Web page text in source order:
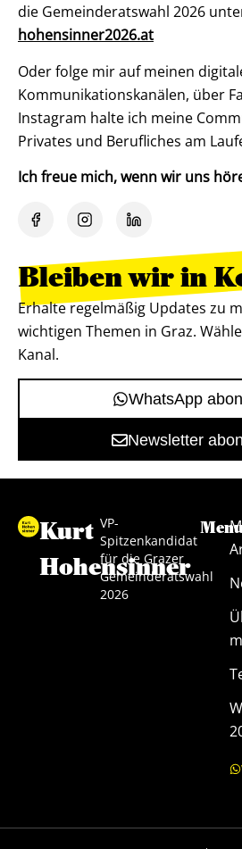
die Gemeinderatswahl 2026
hohensinner2026.at
Oder folge mir auf meinen
Kommunikationskanälen, über
Instagram halte ich meine
Privates und Berufliches am
Ich freue mich, wenn wir uns
Bleiben wir in
Erhalte regelmäßig Updates zu
wichtigen Themen in Graz.
Kanal.
WhatsApp
Newsletter
Kurt
Hohensinner
VP-
Spitzenkandidat
für die Grazer
Gemeinderatswahl
2026